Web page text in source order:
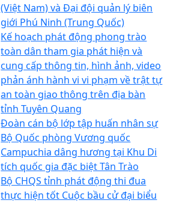
(Việt Nam) và Đại đội quản lý biên
giới Phú Ninh (Trung Quốc)
Kế hoạch phát động phong trào
toàn dân tham gia phát hiện và
cung cấp thông tin, hình ảnh, video
phản ánh hành vi vi phạm về trật tự
an toàn giao thông trên địa bàn
tỉnh Tuyên Quang
Đoàn cán bộ lớp tập huấn nhân sự
Bộ Quốc phòng Vương quốc
Campuchia dâng hương tại Khu Di
tích quốc gia đặc biệt Tân Trào
Bộ CHQS tỉnh phát động thi đua
thực hiện tốt Cuộc bầu cử đại biểu